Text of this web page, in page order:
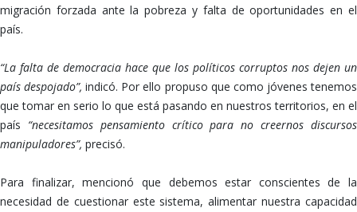
migración forzada ante la pobreza y falta de oportunidades en el
país.
“La falta de democracia hace que los políticos corruptos nos dejen un
país despojado”,indicó. Por ello propuso que como jóvenes tenemos
que tomar en serio lo que está pasando en nuestros territorios, en el
país “necesitamos pensamiento crítico para no creernos discursos
manipuladores”, precisó.
Para finalizar, mencionó que debemos estar conscientes de la
necesidad de cuestionar este sistema, alimentar nuestra capacidad